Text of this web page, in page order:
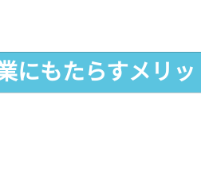
にもたらすメリ